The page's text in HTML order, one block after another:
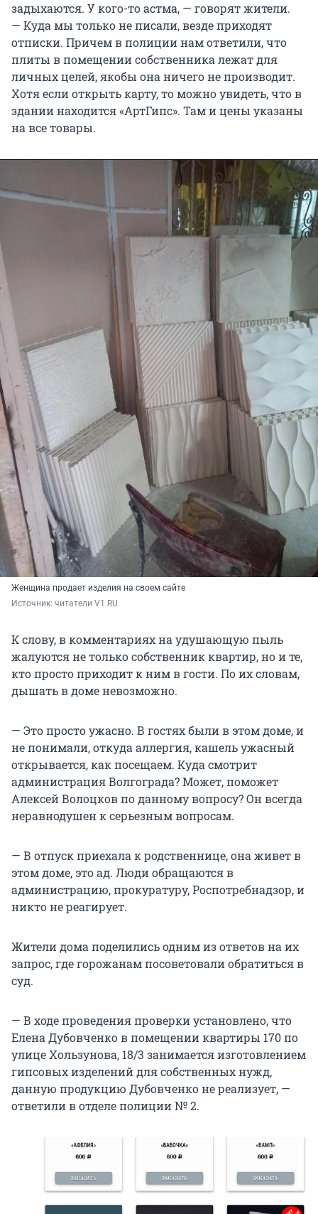
задыхаются. У кого-то астма, — говорят жители.
— Куда мы только не писали, везде приходят
отписки. Причем в полиции нам ответили, что
плиты в помещении собственника лежат для
личных целей, якобы она ничего не производит.
Хотя если открыть карту, то можно увидеть, что в
здании находится «АртГипс». Там и цены указаны
на все товары.
Женщина продает изделия на своем сайте
Источник: читатели V1.RU
К слову, в комментариях на удушающую пыль
жалуются не только собственник квартир, но и те,
кто просто приходит к ним в гости. По их словам,
дышать в доме невозможно.
— Это просто ужасно. В гостях были в этом доме, и
не понимали, откуда аллергия, кашель ужасный
открывается, как посещаем. Куда смотрит
администрация Волгограда? Может, поможет
Алексей Волоцков по данному вопросу? Он всегда
неравнодушен к серьезным вопросам.
— В отпуск приехала к родственнице, она живет в
этом доме, это ад. Люди обращаются в
администрацию, прокуратуру, Роспотребнадзор, и
никто не реагирует.
Жители дома поделились одним из ответов на их
запрос, где горожанам посоветовали обратиться в
суд.
— В ходе проведения проверки установлено, что
Елена Дубовченко в помещении квартиры 170 по
улице Хользунова, 18/3 занимается изготовлением
гипсовых изделений для собственных нужд,
данную продукцию Дубовченко не реализует, —
ответили в отделе полиции № 2.